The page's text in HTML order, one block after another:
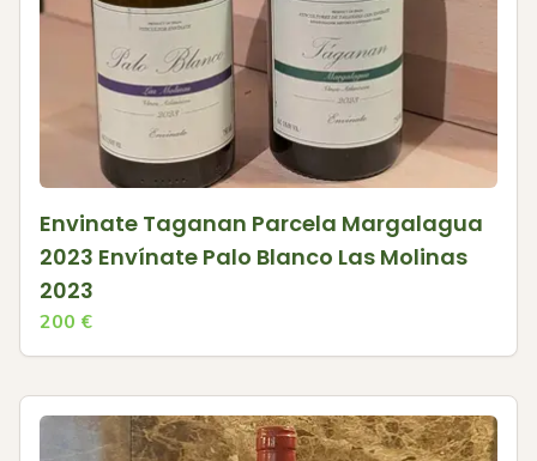
Envinate Taganan Parcela Margalagua
2023 Envínate Palo Blanco Las Molinas
2023
200 €